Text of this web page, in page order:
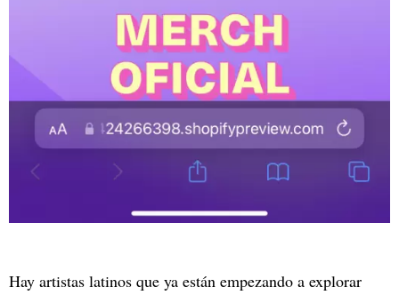
Hay artistas latinos que ya están empezando a explorar